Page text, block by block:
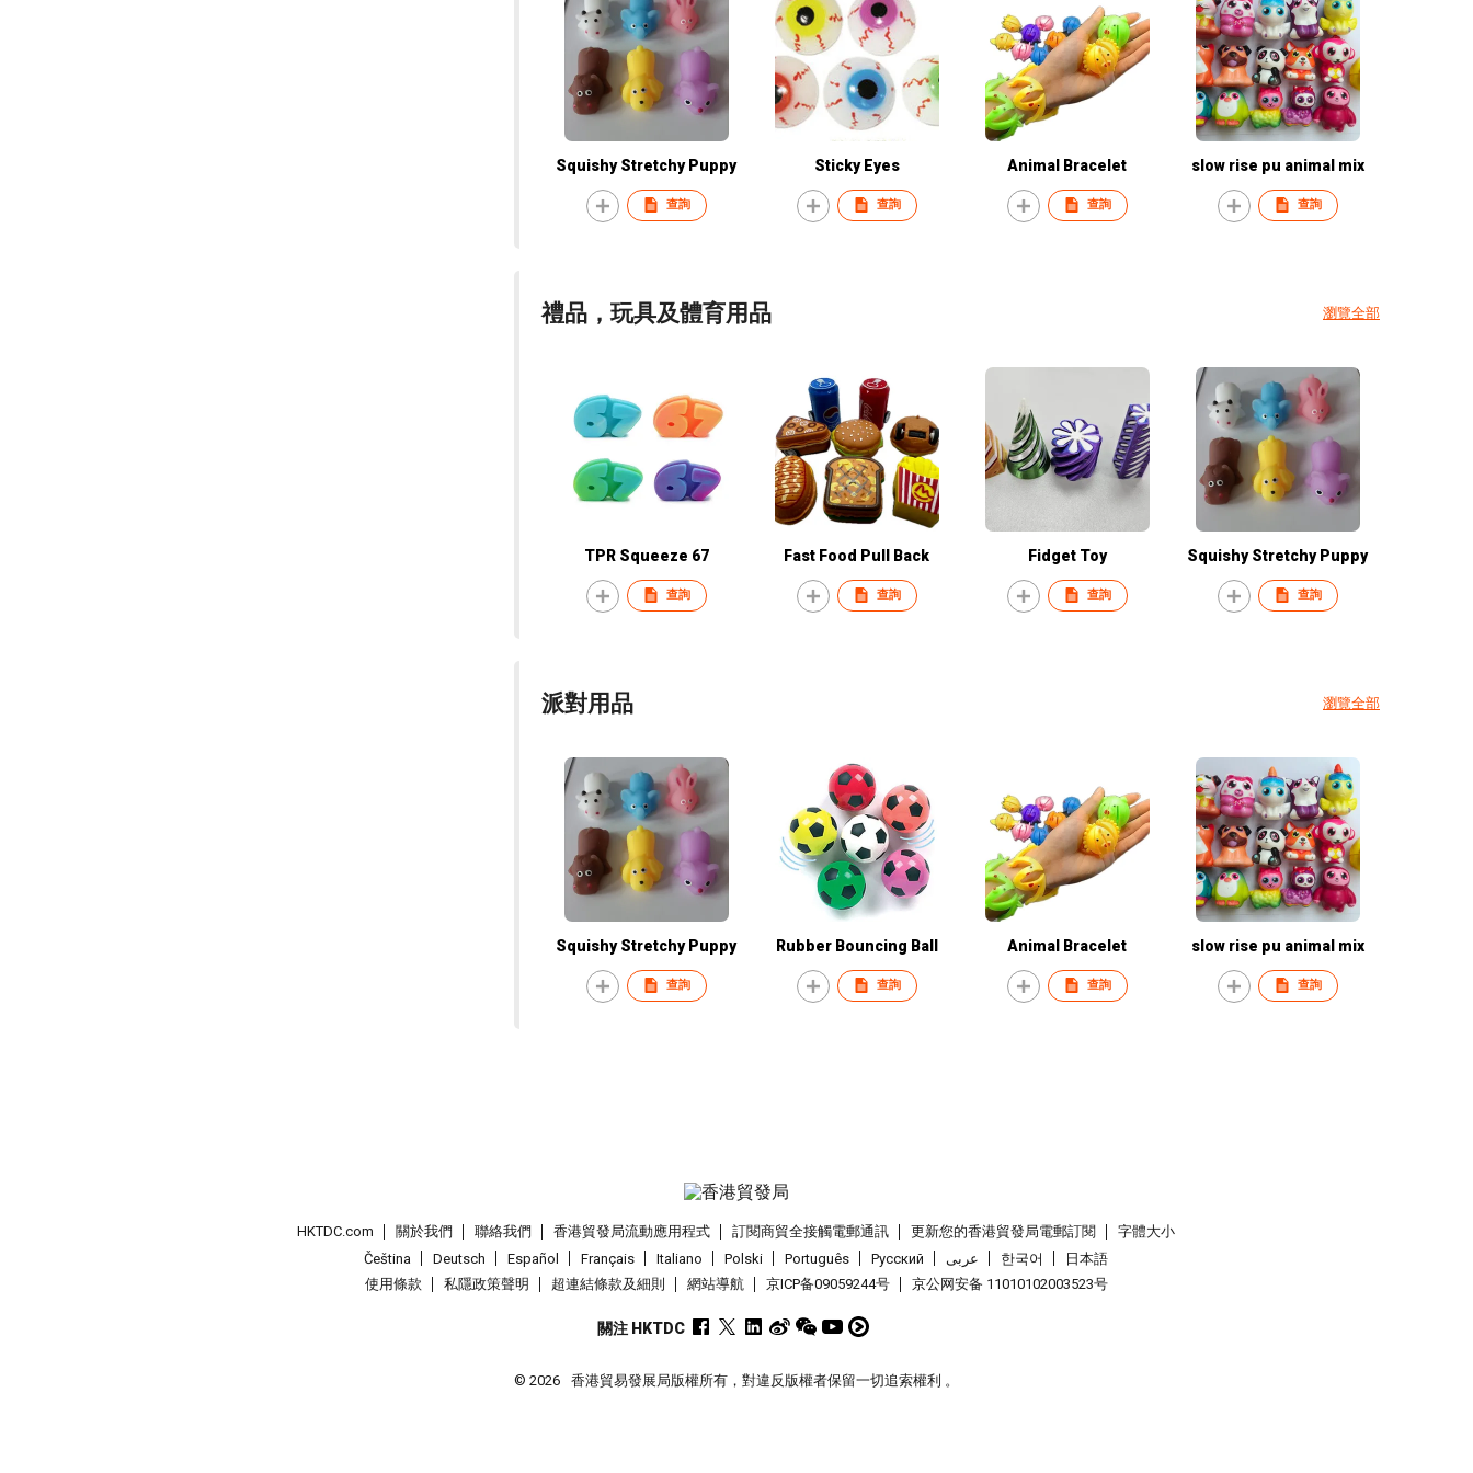
Squishy Stretchy Puppy
查詢
Sticky Eyes
查詢
Animal Bracelet
查詢
slow rise pu animal mix
查詢
禮品，玩具及體育用品 瀏覽全部
TPR Squeeze 67
查詢
Fast Food Pull Back
查詢
Fidget Toy
查詢
Squishy Stretchy Puppy
查詢
派對用品 瀏覽全部
Squishy Stretchy Puppy
查詢
Rubber Bouncing Ball
查詢
Animal Bracelet
查詢
slow rise pu animal mix
查詢
HKTDC.com 關於我們 聯絡我們 香港貿發局流動應用程式 訂閱商貿全接觸電郵通訊 更新您的香港貿發局電郵訂閱
字體大小
Čeština
Deutsch Español Français Italiano Polski Português Pусский عربى 한국어
日本語
使用條款
私隱政策聲明 超連結條款及細則 網站導航 京ICP备09059244号 京公网安备 11010102003523号
關注 HKTDC
© 2026 香港貿易發展局版權所有，對違反版權者保留一切追索權利 。